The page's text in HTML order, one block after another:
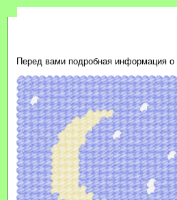
Перед вами подробная информация